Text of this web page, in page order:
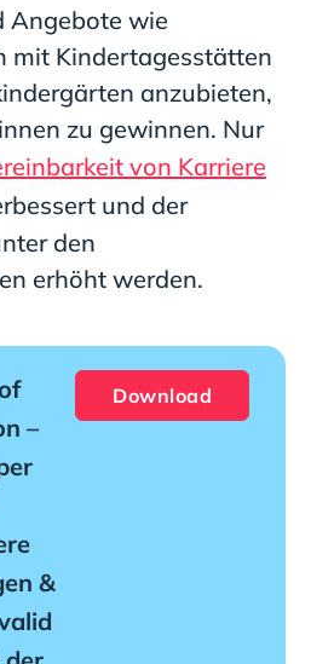
Angebote wie
mit Kindertagesstätten
anzubieten,
zu gewinnen. Nur
von Karriere
und der
den
erhöht werden.
–
&
Download